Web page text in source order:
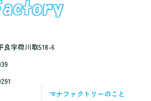
良字荷川取518-6
マナファクトリーのこと